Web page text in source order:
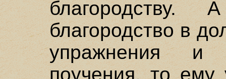
благородству.
благородство в
упражнения и
поучения, то ему